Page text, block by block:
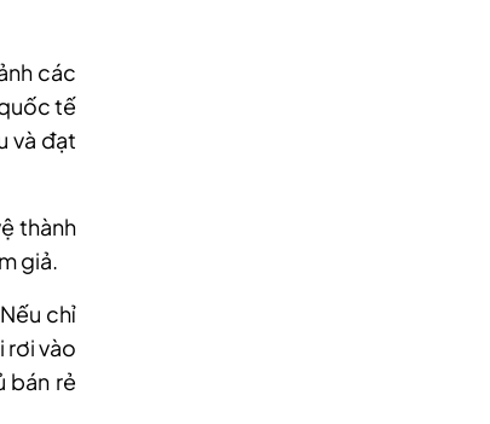
các
tế
và đạt
thành
giả.
chỉ
rơi vào
bán rẻ